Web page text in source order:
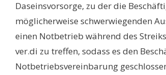
Daseinsvorsorge, zu der die
möglicherweise schwerwiegenden
einen Notbetrieb während des
ver.di zu treffen, sodass es den
Notbetriebsvereinbarung